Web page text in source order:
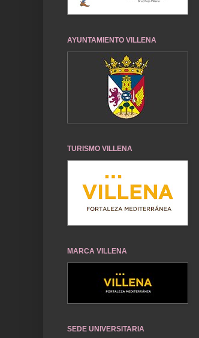
AYUNTAMIENTO VILLENA
TURISMO VILLENA
MARCA VILLENA
SEDE UNIVERSITARIA